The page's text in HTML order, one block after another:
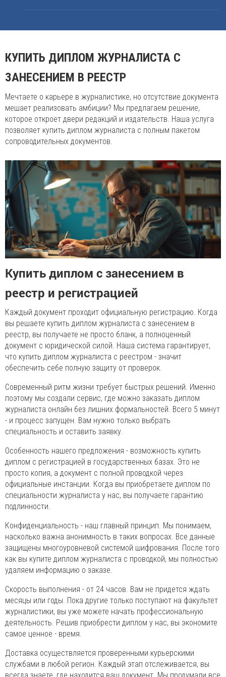
КУПИТЬ ДИПЛОМ ЖУРНАЛИСТА С
ЗАНЕСЕНИЕМ В РЕЕСТР
Мечтаете о карьере в журналистике, но отсутствие документа
мешает реализовать амбиции? Мы предлагаем решение,
которое откроет двери редакций и издательств. Наша услуга
позволяет купить диплом журналиста с полным пакетом
сопроводительных документов.
Купить диплом с занесением в
реестр и регистрацией
Каждый документ проходит официальную регистрацию. Когда
вы решаете купить диплом журналиста с занесением в
реестр, вы получаете не просто бланк, а полноценный
документ с юридической силой. Наша система гарантирует,
что купить диплом журналиста с реестром - значит
обеспечить себе полную защиту от проверок.
Современный ритм жизни требует быстрых решений. Именно
поэтому мы создали сервис, где можно заказать диплом
журналиста онлайн без лишних формальностей. Всего 5 минут
- и процесс запущен. Вам нужно только выбрать
специальность и оставить заявку.
Особенность нашего предложения - возможность купить
диплом с регистрацией в государственных базах. Это не
просто копия, а документ с полной проводкой через
официальные инстанции. Когда вы приобретаете диплом по
специальности журналиста у нас, вы получаете гарантию
подлинности.
Конфиденциальность - наш главный принцип. Мы понимаем,
насколько важна анонимность в таких вопросах. Все данные
защищены многоуровневой системой шифрования. После того
как вы купите диплом журналиста с проводкой, мы полностью
удаляем информацию о заказе.
Скорость выполнения - от 24 часов. Вам не придется ждать
месяцы или годы. Пока другие только поступают на факультет
журналистики, вы уже можете начать профессиональную
деятельность. Решив приобрести диплом у нас, вы экономите
самое ценное - время.
Доставка осуществляется проверенными курьерскими
службами в любой регион. Каждый этап отслеживается, вы
всегда знаете, где находится ваш документ. Мы продумали все